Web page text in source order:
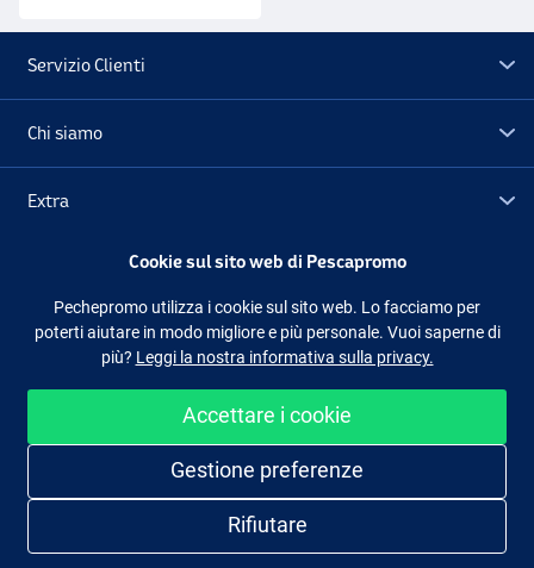
Servizio Clienti
Chi siamo
Extra
Seguici Facebook Instagram
Cookie sul sito web di Pescapromo
Pechepromo utilizza i cookie sul sito web. Lo facciamo per
poterti aiutare in modo migliore e più personale. Vuoi saperne di
più? Leggi la nostra informativa sulla privacy.
Accettare i cookie
Gestione preferenze
Rifiutare